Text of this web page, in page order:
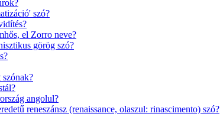
szó?
el Zorro neve?
görög szó?
szónak?
angolul?
reneszánsz (renaissance, olaszul: rinascimento) szó?